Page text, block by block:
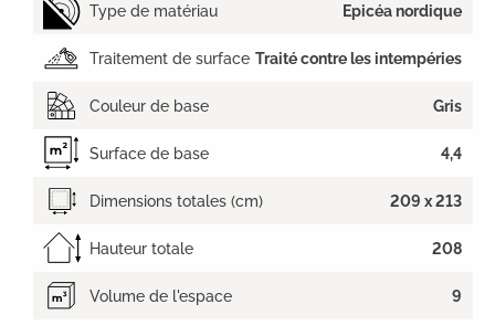
Type de matériau Epicéa nordique
Traitement de surface Traité contre les intempéries
Couleur de base Gris
Surface de base 4,4
Dimensions totales (cm) 209 x 213
Hauteur totale 208
Volume de l'espace 9